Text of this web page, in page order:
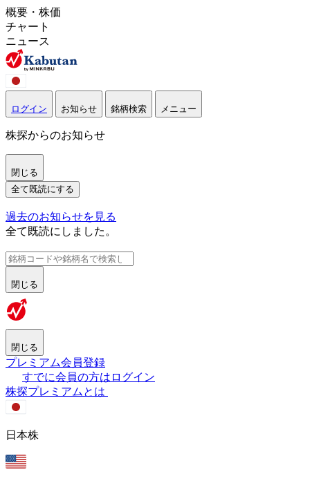
概要・株価
チャート
ニュース
ログイン お知らせ 銘柄検索 メニュー
株探からのお知らせ
閉じる
全て既読にする
過去のお知らせを見る
全て既読にしました。
閉じる
閉じる
プレミアム会員登録
すでに会員の方はログイン
株探プレミアムとは
日本株